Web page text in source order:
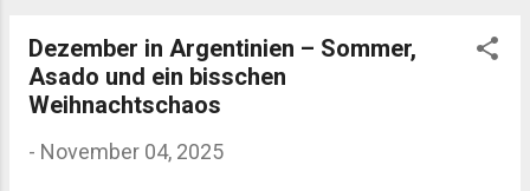
Dezember in Argentinien – Sommer,
Asado und ein bisschen
Weihnachtschaos
- November 04, 2025